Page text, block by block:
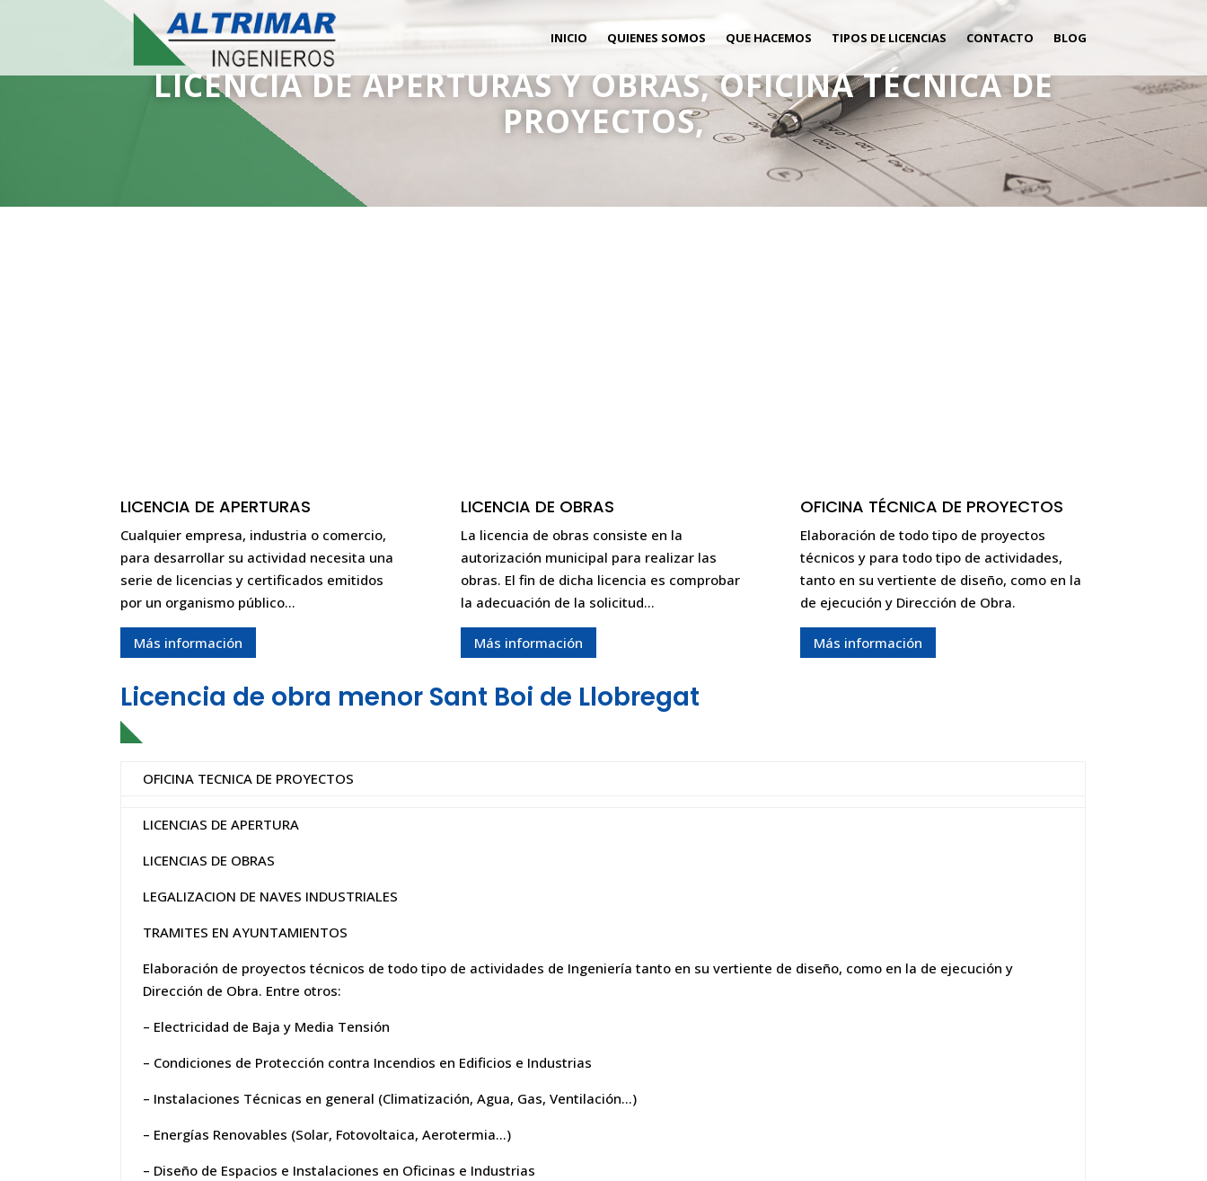
INICIO QUIENES SOMOS QUE HACEMOS TIPOS DE LICENCIAS CONTACTO BLOG
LICENCIA DE APERTURAS Y OBRAS, OFICINA TÉCNICA DE
PROYECTOS,
LICENCIA DE APERTURAS
Cualquier empresa, industria o comercio,
para desarrollar su actividad necesita una
serie de licencias y certificados emitidos
por un organismo público…
Más información
LICENCIA DE OBRAS
La licencia de obras consiste en la
autorización municipal para realizar las
obras. El fin de dicha licencia es comprobar
la adecuación de la solicitud…
Más información
OFICINA TÉCNICA DE PROYECTOS
Elaboración de todo tipo de proyectos
técnicos y para todo tipo de actividades,
tanto en su vertiente de diseño, como en la
de ejecución y Dirección de Obra.
Más información
Licencia de obra menor Sant Boi de Llobregat
OFICINA TECNICA DE PROYECTOS
LICENCIAS DE APERTURA
LICENCIAS DE OBRAS
LEGALIZACION DE NAVES INDUSTRIALES
TRAMITES EN AYUNTAMIENTOS
Elaboración de proyectos técnicos de todo tipo de actividades de Ingeniería tanto en su vertiente de diseño, como en la de ejecución y
Dirección de Obra. Entre otros:
– Electricidad de Baja y Media Tensión
– Condiciones de Protección contra Incendios en Edificios e Industrias
– Instalaciones Técnicas en general (Climatización, Agua, Gas, Ventilación…)
– Energías Renovables (Solar, Fotovoltaica, Aerotermia…)
– Diseño de Espacios e Instalaciones en Oficinas e Industrias